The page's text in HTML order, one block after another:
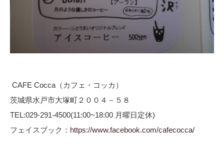
CAFE Cocca（ カフェ ・コッカ）
茨城県水戸市大塚町２００４－５８
TEL:029-291-4500(11:00~18:00 月曜日定休)
フェイスブック： https://www.facebook.com/cafecocca/